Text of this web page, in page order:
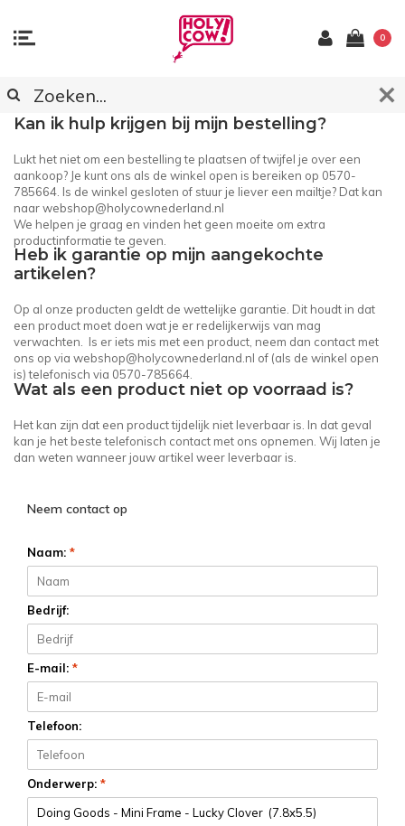
0
KLANTENSERVICE
Kan ik hulp krijgen bij mijn bestelling?
Lukt het niet om een bestelling te plaatsen of twijfel je over een
aankoop? Je kunt ons als de winkel open is bereiken op 0570-
785664. Is de winkel gesloten of stuur je liever een mailtje? Dat kan
naarwebshop@holycownederland.nl
We helpen je graag en vinden het geen moeite om extra
productinformatie te geven.
Heb ik garantie op mijn aangekochte
artikelen?
Op al onze producten geldt de wettelijke garantie. Dit houdt in dat
een product moet doen wat je er redelijkerwijs van mag
verwachten. Is er iets mis met een product, neem dan contact met
ons op via webshop@holycownederland.nl of (als de winkel open
is) telefonisch via 0570-785664.
Wat als een product niet op voorraad is?
Het kan zijn dat een product tijdelijk niet leverbaar is. In dat geval
kan je het beste telefonisch contact met ons opnemen. Wij laten je
dan weten wanneer jouw artikel weer leverbaar is.
Neem contact op
Naam: *
Bedrijf:
E-mail: *
Telefoon:
Onderwerp: *